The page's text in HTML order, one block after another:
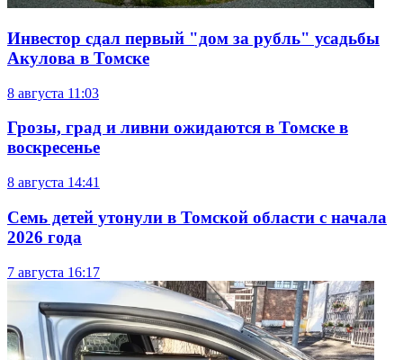
Инвестор сдал первый "дом за рубль" усадьбы
Акулова в Томске
8 августа 11:03
Грозы, град и ливни ожидаются в Томске в
воскресенье
8 августа 14:41
Семь детей утонули в Томской области с начала
2026 года
7 августа 16:17